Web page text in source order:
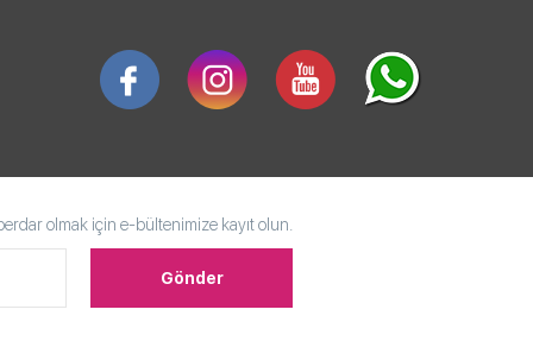
olmak için e-bültenimize kayıt olun.